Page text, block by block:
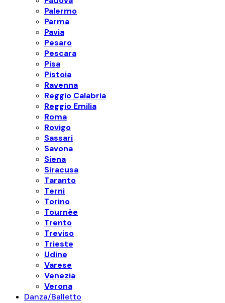
Palermo
Parma
Pavia
Pesaro
Pescara
Pisa
Pistoia
Ravenna
Reggio Calabria
Reggio Emilia
Roma
Rovigo
Sassari
Savona
Siena
Siracusa
Taranto
Terni
Torino
Tournèe
Trento
Treviso
Trieste
Udine
Varese
Venezia
Verona
Danza/Balletto